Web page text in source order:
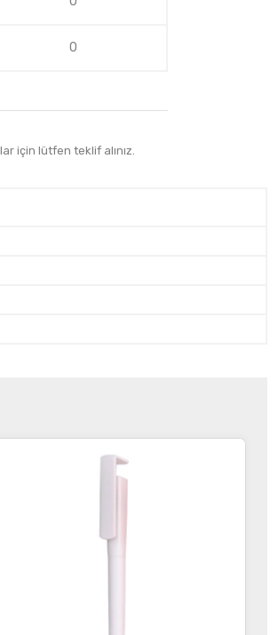
0
için lütfen teklif alınız.